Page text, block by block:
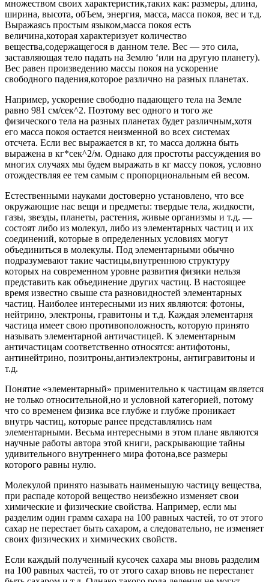
множеством своих характеристик,таких как: размеры, длина,
ширина, высота, обЪем, энергия, масса, масса покоя, вес и т.д.
Выражаясь простым языком,масса покоя есть
величина,которая характеризует количество
вещества,содержащегося в данном теле. Вес — это сила,
заставляющая тело падать на Землю ‘или на другую планету).
Вес равен произведению массы покоя на ускорение
свободного падения,которое различно на разных планетах.
Например, ускорение свободно падающего тела на Земле
равно 981 см/сек^2. Поэтому вес одного и того же
физического тела на разных планетах будет различным,хотя
его масса покоя остается неизменной во всех системах
отсчета. Если вес выражается в кг, то масса должна быть
выражена в кг*сек^2/м. Однако для простоты рассуждения во
многих случаях мы будем выражать в кг массу покоя, условно
отождествляя ее тем самым с пропорциональным ей весом.
Естественными науками достоверно установлено, что все
окружающие нас вещи и предметы: твердые тела, жидкости,
газы, звезды, планеты, растения, живые организмы и т.д. —
состоят либо из молекул, либо из элементарных частиц и их
соединений, которые в определенных условиях могут
объединиться в молекулы. Под элементарными обычно
подразумевают такие частицы,внутреннюю структуру
которых на современном уровне развития физики нельзя
представить как объединение других частиц. В настоящее
время известно свыше ста разновидностей элементарных
частиц. Наиболее интересными из них являются: фотоны,
нейтрино, электроны, гравитоны и т.д. Каждая элементарня
частица имеет свою противоположность, которую принято
называть элементарной античастицей. К элементарным
античастицам соответственно относятся: антифотоны,
антинейтрино, позитроны,антиэлектроны, антигравитоны и
т.д.
Понятие «элементарный» применительно к частицам является
не только относительной,но и условной категорией, потому
что со временем физика все глубже и глубже проникает
внутрь частиц, которые ранее представлялись нам
элементарными. Весьма интересными в этом плане являются
научные работы автора этой книги, раскрывающие тайны
удивительного внутреннего мира фотона,все размеры
которого равны нулю.
Молекулой принято называть наименьшую частицу вещества,
при распаде которой вещество неизбежно изменяет свои
химические и физические свойства. Например, если мы
разделим один грамм сахара на 100 равных частей, то от этого
сахар не перестает быть сахаром, а следовательно, не изменяет
своих физических и химических свойств.
Если каждый полученный кусочек сахара мы вновь разделим
на 100 равных частей, то от этого сахар вновь не перестанет